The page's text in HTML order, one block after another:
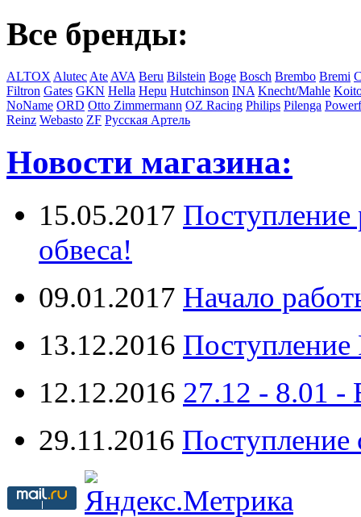
Все бренды:
ALTOX Alutec Ate AVA Beru Bilstein Boge Bosch Brembo Bremi
Filtron Gates GKN Hella Hepu Hutchinson INA Knecht/Mahle
NoName ORD Otto Zimmermann OZ Racing Philips Pilenga
Reinz Webasto ZF Русская Артель
Новости магазина:
15.05.2017 Поступление
обвеса!
09.01.2017 Начало
13.12.2016 Поступление
12.12.2016 27.12 -
29.11.2016 Поступление